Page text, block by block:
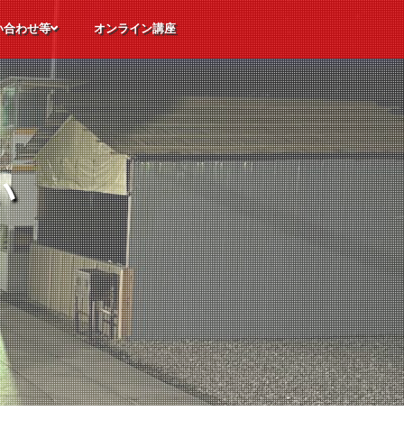
わせ等
だくご質問
験申込
オンライン講座